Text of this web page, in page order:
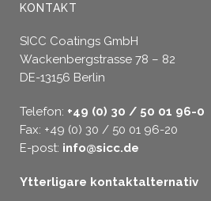
KONTAKT
SICC Coatings GmbH
Wackenbergstrasse 78 – 82
DE-13156 Berlin
Telefon: +49 (0) 30 / 50 01 96-0
Fax: +49 (0) 30 / 50 01 96-20
E-post: info@sicc.de
Ytterligare kontaktalternativ